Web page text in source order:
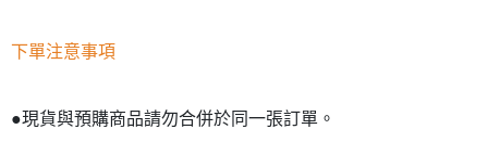
下單注意事項
●現貨與預購商品請勿合併於同一張訂單。